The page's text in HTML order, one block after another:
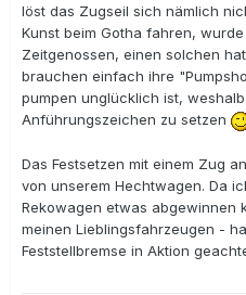
löst das Zugseil sich nämlich
Kunst beim Gotha fahren,
Zeitgenossen, einen solchen
brauchen einfach ihre
pumpen unglücklich ist,
Anführungszeichen zu setzen
Das Festsetzen mit einem Zug
von unserem Hechtwagen. Da
Rekowagen etwas abgewinnen
meinen Lieblingsfahrzeugen -
Feststellbremse in Aktion